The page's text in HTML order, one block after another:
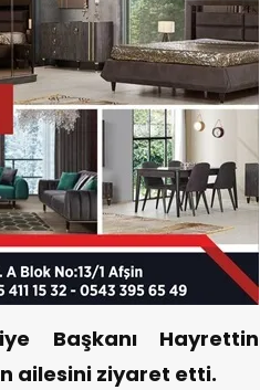
Başkanı Hayrettin
ailesini ziyaret etti.